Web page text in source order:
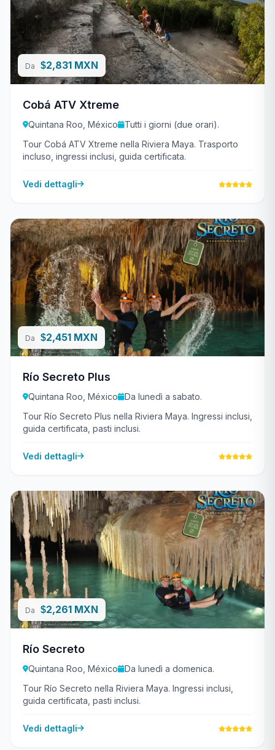
Da $2,831 MXN
Cobá ATV Xtreme
Quintana Roo, México
Tutti i giorni (due orari).
Tour Cobá ATV Xtreme nella Riviera Maya. Trasporto
incluso, ingressi inclusi, guida certificata.
Vedi dettagli
Da $2,451 MXN
Río Secreto Plus
Quintana Roo, México
Da lunedì a sabato.
Tour Río Secreto Plus nella Riviera Maya. Ingressi inclusi,
guida certificata, pasti inclusi.
Vedi dettagli
Da $2,261 MXN
Río Secreto
Quintana Roo, México
Da lunedì a domenica.
Tour Río Secreto nella Riviera Maya. Ingressi inclusi,
guida certificata, pasti inclusi.
Vedi dettagli